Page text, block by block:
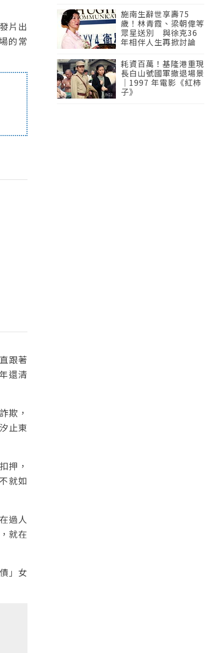
片出
的常
跟著
還清
欺，
止東
押，
就如
過人
就在
」女
施南生辭世享壽75
歲！林青霞、梁朝偉等
眾星送別 與徐克36
年相伴人生再掀討論
耗資百萬！基隆港重現
長白山號國軍撤退場景
｜1997 年電影《紅柿
子》